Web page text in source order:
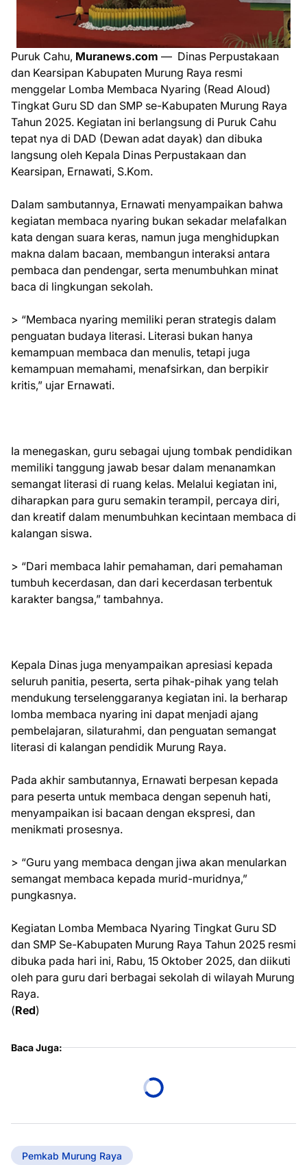
Puruk Cahu, Muranews.com — Dinas Perpustakaan
dan Kearsipan Kabupaten Murung Raya resmi
menggelar Lomba Membaca Nyaring (Read Aloud)
Tingkat Guru SD dan SMP se-Kabupaten Murung Raya
Tahun 2025. Kegiatan ini berlangsung di Puruk Cahu
tepat nya di DAD (Dewan adat dayak) dan dibuka
langsung oleh Kepala Dinas Perpustakaan dan
Kearsipan, Ernawati, S.Kom.
Dalam sambutannya, Ernawati menyampaikan bahwa
kegiatan membaca nyaring bukan sekadar melafalkan
kata dengan suara keras, namun juga menghidupkan
makna dalam bacaan, membangun interaksi antara
pembaca dan pendengar, serta menumbuhkan minat
baca di lingkungan sekolah.
> “Membaca nyaring memiliki peran strategis dalam
penguatan budaya literasi. Literasi bukan hanya
kemampuan membaca dan menulis, tetapi juga
kemampuan memahami, menafsirkan, dan berpikir
kritis,” ujar Ernawati.
Ia menegaskan, guru sebagai ujung tombak pendidikan
memiliki tanggung jawab besar dalam menanamkan
semangat literasi di ruang kelas. Melalui kegiatan ini,
diharapkan para guru semakin terampil, percaya diri,
dan kreatif dalam menumbuhkan kecintaan membaca di
kalangan siswa.
> “Dari membaca lahir pemahaman, dari pemahaman
tumbuh kecerdasan, dan dari kecerdasan terbentuk
karakter bangsa,” tambahnya.
Kepala Dinas juga menyampaikan apresiasi kepada
seluruh panitia, peserta, serta pihak-pihak yang telah
mendukung terselenggaranya kegiatan ini. Ia berharap
lomba membaca nyaring ini dapat menjadi ajang
pembelajaran, silaturahmi, dan penguatan semangat
literasi di kalangan pendidik Murung Raya.
Pada akhir sambutannya, Ernawati berpesan kepada
para peserta untuk membaca dengan sepenuh hati,
menyampaikan isi bacaan dengan ekspresi, dan
menikmati prosesnya.
> “Guru yang membaca dengan jiwa akan menularkan
semangat membaca kepada murid-muridnya,”
pungkasnya.
Kegiatan Lomba Membaca Nyaring Tingkat Guru SD
dan SMP Se-Kabupaten Murung Raya Tahun 2025 resmi
dibuka pada hari ini, Rabu, 15 Oktober 2025, dan diikuti
oleh para guru dari berbagai sekolah di wilayah Murung
Raya.
(Red)
Baca Juga:
Pemkab Murung Raya